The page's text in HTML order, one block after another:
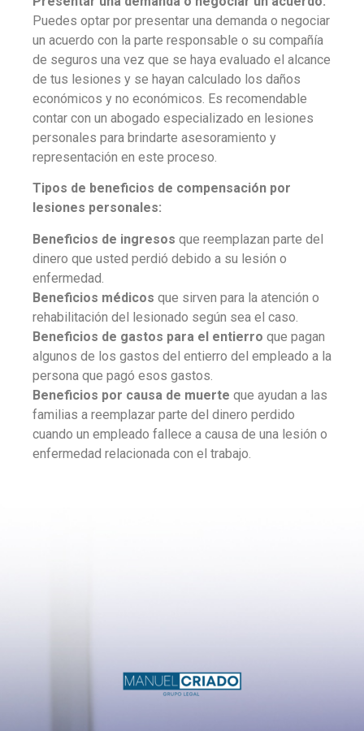
Puedes optar por presentar una demanda o negociar
un acuerdo con la parte responsable o su compañía
de seguros una vez que se haya evaluado el alcance
de tus lesiones y se hayan calculado los daños
económicos y no económicos. Es recomendable
contar con un abogado especializado en lesiones
personales para brindarte asesoramiento y
representación en este proceso.
Tipos de beneficios de compensación por
lesiones personales:
Beneficios de ingresos que reemplazan parte del
dinero que usted perdió debido a su lesión o
enfermedad.
Beneficios médicos que sirven para la atención o
rehabilitación del lesionado según sea el caso.
Beneficios de gastos para el entierro que pagan
algunos de los gastos del entierro del empleado a la
persona que pagó esos gastos.
Beneficios por causa de muerte que ayudan a las
familias a reemplazar parte del dinero perdido
cuando un empleado fallece a causa de una lesión o
enfermedad relacionada con el trabajo.